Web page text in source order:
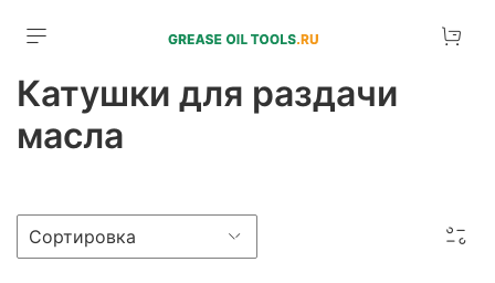
Катушки для раздачи
масла